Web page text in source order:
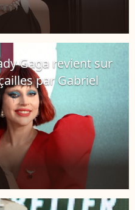
Gaga revient sur
par Gabriel